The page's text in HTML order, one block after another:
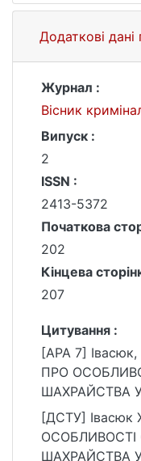
Додаткові дані
Журнал :
Вісник
Випуск :
2
ISSN :
2413-5372
Початкова
202
Кінцева
207
Цитування :
[APA 7]
ПРО
ШАХРАЙСТВА
МАЙНА. Вісник
судочинства,
https://
[ДСТУ]
ШАХРАЙСТВА